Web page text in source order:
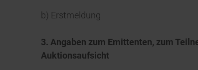
b) Erstmeldung
3. Angaben zum Emittenten, zum
Auktionsaufsicht